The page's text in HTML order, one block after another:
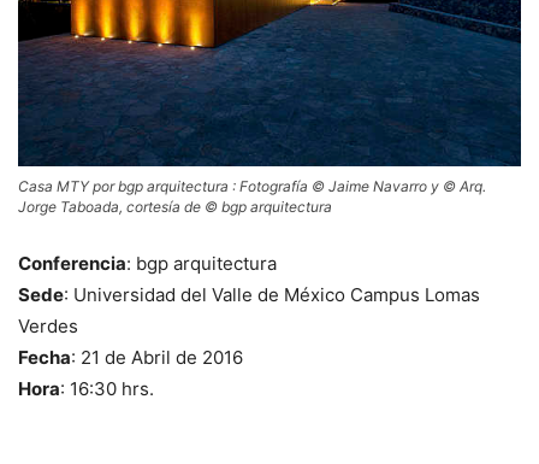
Casa MTY por bgp arquitectura : Fotografía © Jaime Navarro y © Arq.
Jorge Taboada, cortesía de © bgp arquitectura
Conferencia: bgp arquitectura
Sede: Universidad del Valle de México Campus Lomas
Verdes
Fecha: 21 de Abril de 2016
Hora: 16:30 hrs.